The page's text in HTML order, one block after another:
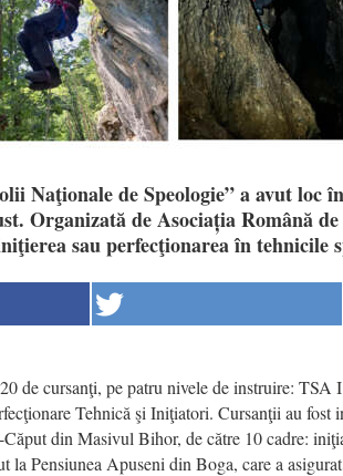
Naţionale de Speologie” a avut loc
Organizată de Asociația Română
sau perfecţionarea în tehnicile
de cursanţi, pe patru nivele de instruire:
Tehnică şi Iniţiatori. Cursanţii au fost
Căput din Masivul Bihor, de către 10 cadre:
la Pensiunea Apuseni din Boga, care a